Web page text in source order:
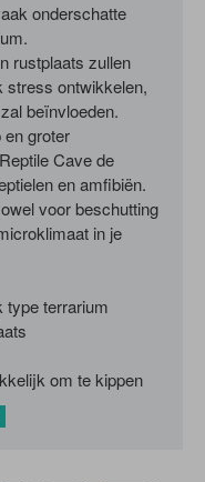
onderschatte
rustplaats zullen
stress ontwikkelen,
beïnvloeden.
groter
Cave de
en amfibiën.
voor beschutting
in je
type terrarium
om te kippen